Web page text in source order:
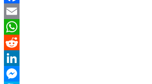
Facebook
Email
WhatsApp
Reddit
LinkedIn